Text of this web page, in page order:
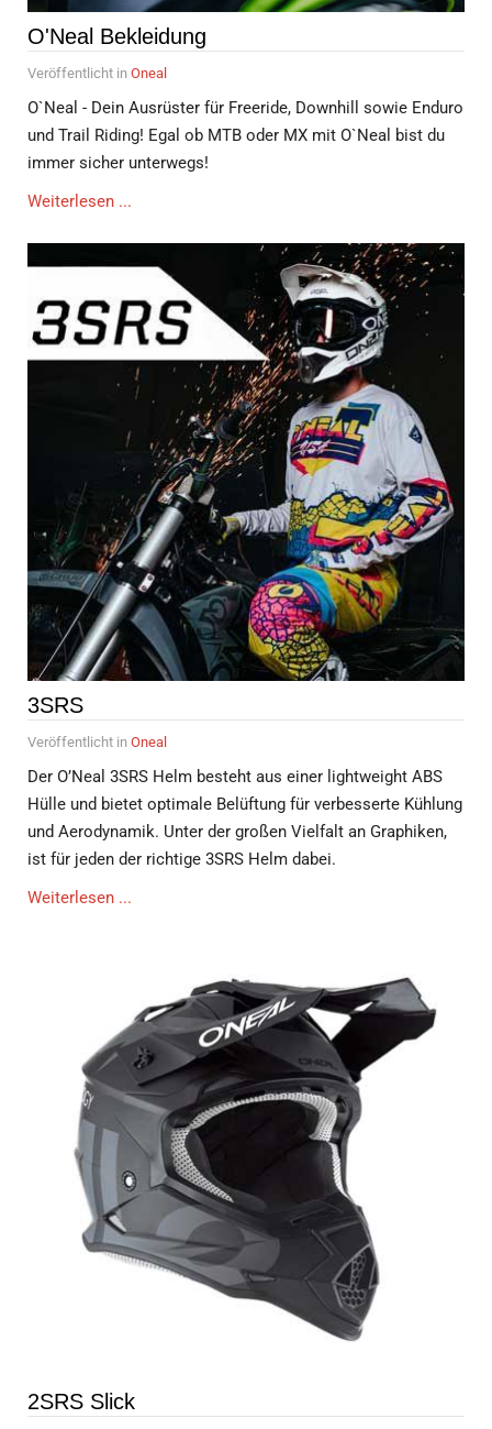
O'Neal Bekleidung
Veröffentlicht in Oneal
O`Neal - Dein Ausrüster für Freeride, Downhill sowie Enduro
und Trail Riding! Egal ob MTB oder MX mit O`Neal bist du
immer sicher unterwegs!
Weiterlesen ...
3SRS
Veröffentlicht in Oneal
Der O’Neal 3SRS Helm besteht aus einer lightweight ABS
Hülle und bietet optimale Belüftung für verbesserte Kühlung
und Aerodynamik. Unter der großen Vielfalt an Graphiken,
ist für jeden der richtige 3SRS Helm dabei.
Weiterlesen ...
2SRS Slick